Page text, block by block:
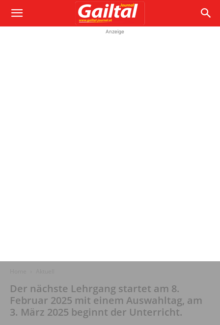
Anzeige
Der nächste Lehrgang startet am 8.
Februar 2025 mit einem Auswahltag, am
3. März 2025 beginnt der Unterricht.